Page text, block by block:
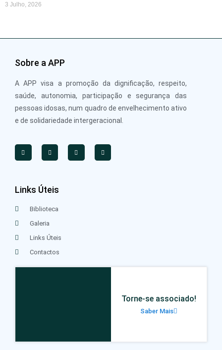
3 Julho, 2026
Sobre a APP
A APP visa a promoção da dignificação, respeito,
saúde, autonomia, participação e segurança das
pessoas idosas, num quadro de envelhecimento ativo
e de solidariedade intergeracional.
Links Úteis
Biblioteca
Galeria
Links Úteis
Contactos
Torne-se associado!
Saber Mais